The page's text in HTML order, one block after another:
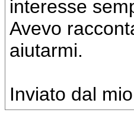
interesse
Avevo
aiutarmi.
Inviato dal